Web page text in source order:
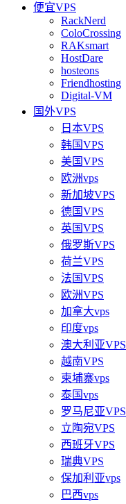
便宜VPS
RackNerd
ColoCrossing
RAKsmart
HostDare
hosteons
Friendhosting
Digital-VM
国外VPS
日本VPS
韩国VPS
美国VPS
欧洲vps
新加坡VPS
德国VPS
英国VPS
俄罗斯VPS
荷兰VPS
法国VPS
欧洲VPS
加拿大vps
印度vps
澳大利亚VPS
越南VPS
柬埔寨vps
泰国vps
罗马尼亚VPS
立陶宛VPS
西班牙VPS
瑞典VPS
保加利亚vps
巴西vps